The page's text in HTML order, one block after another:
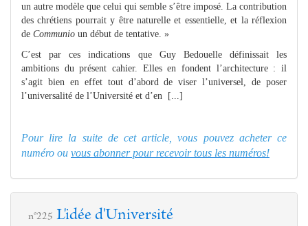
un autre modèle que celui qui semble s’être imposé. La contribution
des chrétiens pourrait y être naturelle et essentielle, et la réflexion
de Communio un début de tentative. »
C’est par ces indications que Guy Bedouelle définissait les
ambitions du présent cahier. Elles en fondent l’architecture : il
s’agit bien en effet tout d’abord de viser l’universel, de poser
l’universalité de l’Université et d’en [...]
Pour lire la suite de cet article, vous pouvez acheter ce
numéro ou vous abonner pour recevoir tous les numéros!
n°225 L'idée d'Université